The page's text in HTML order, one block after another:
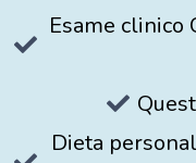
Esame
Dieta